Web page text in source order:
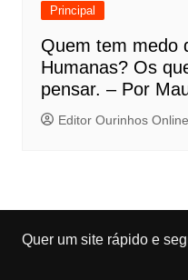
Principal
Quem tem medo
Humanas? Os
pensar. – Por
Editor Ourinhos Online
Quer um site rápido e